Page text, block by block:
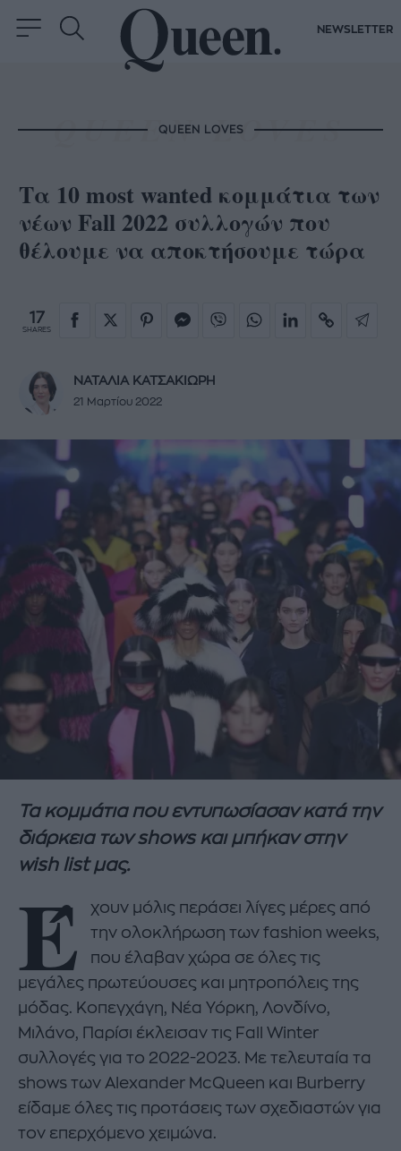
NEWSLETTER
QUEEN LOVES
Τα 10 most wanted κομμάτια των
νέων Fall 2022 συλλογών που
θέλουμε να αποκτήσουμε τώρα
17
SHARES
ΝΑΤΑΛΙΑ ΚΑΤΣΑΚΙΩΡΗ
21 Μαρτίου 2022
Τα κομμάτια που εντυπωσίασαν κατά την
διάρκεια των shows και μπήκαν στην
wish list μας.
Έ
χουν μόλις περάσει λίγες μέρες από
την ολοκλήρωση των fashion weeks,
που έλαβαν χώρα σε όλες τις
μεγάλες πρωτεύουσες και μητροπόλεις της
μόδας. Κοπεγχάγη, Νέα Υόρκη, Λονδίνο,
Μιλάνο, Παρίσι έκλεισαν τις Fall Winter
συλλογές για το 2022-2023. Με τελευταία τα
shows των Alexander McQueen και Burberry
είδαμε όλες τις προτάσεις των σχεδιαστών για
τον επερχόμενο χειμώνα.